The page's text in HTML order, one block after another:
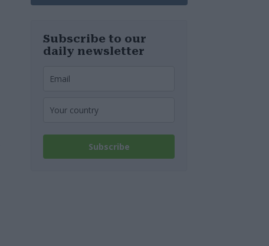
warum geben
Geld aus als
Ungarn? Neue
Studie liefert
Subscribe to our
daily newsletter
Subscribe